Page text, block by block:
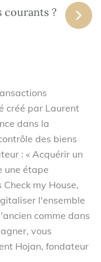
courants ?
créé par Laurent
dans la
des biens
: « Acquérir un
une étape
my House,
l'ensemble
comme dans
vous
Hojan, fondateur